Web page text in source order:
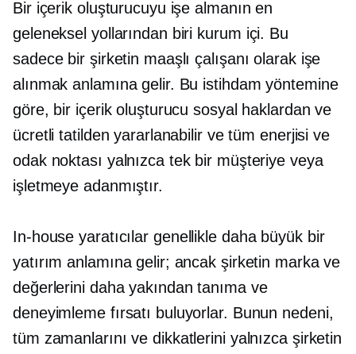
Bir içerik oluşturucuyu işe almanın en
geleneksel yollarından biri kurum içi. Bu
sadece bir şirketin maaşlı çalışanı olarak işe
alınmak anlamına gelir. Bu istihdam yöntemine
göre, bir içerik oluşturucu sosyal haklardan ve
ücretli tatilden yararlanabilir ve tüm enerjisi ve
odak noktası yalnızca tek bir müşteriye veya
işletmeye adanmıştır.
In-house yaratıcılar genellikle daha büyük bir
yatırım anlamına gelir; ancak şirketin marka ve
değerlerini daha yakından tanıma ve
deneyimleme fırsatı buluyorlar. Bunun nedeni,
tüm zamanlarını ve dikkatlerini yalnızca şirketin